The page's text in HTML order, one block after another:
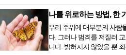
막이 열리기 전. 그 특유의
은 것이었다. 두 금동 미륵
렇게 시작됐다. 두 반가사유상을 알게 된 것은 몇 해 전이었다.
잡지의 발행인으로 독자에
중 우리 문화재를 하나씩 소
나를 위로하는 방법, 한
우리 주위에 대부분의 사람
다. 그러나 범죄를 저질러
니다. 밝혀지지 않았을 뿐